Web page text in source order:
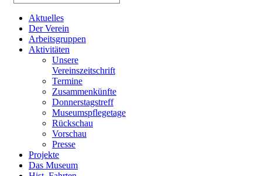
Aktuelles
Der Verein
Arbeitsgruppen
Aktivitäten
Unsere
Vereinszeitschrift
Termine
Zusammenkünfte
Donnerstagstreff
Museumspflegetage
Rückschau
Vorschau
Presse
Projekte
Das Museum